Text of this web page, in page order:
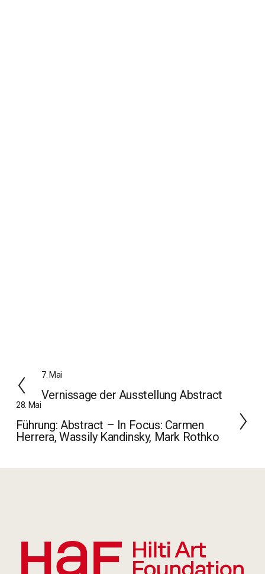
Z
u
r
c
k
7. Mai
Vernissage der Ausstellung Abstract
W
e
i
t
r
28. Mai
Führung: Abstract – In Focus: Carmen
Herrera, Wassily Kandinsky, Mark Rothko